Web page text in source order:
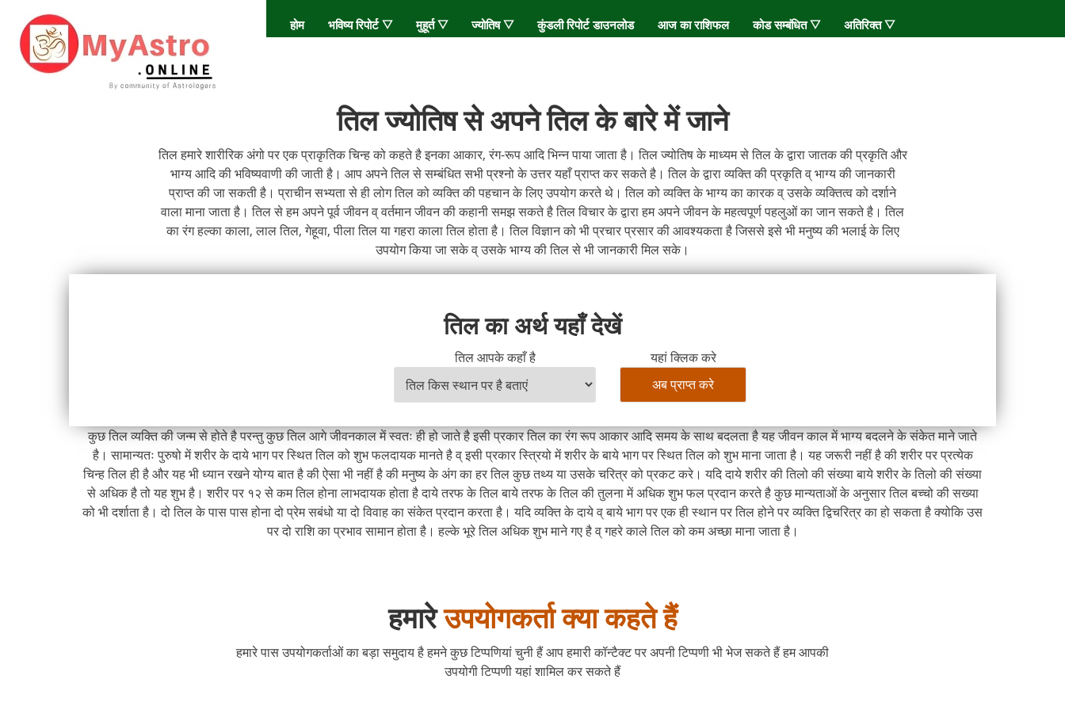
होम भविष्य रिपोर्ट ▽ मुहूर्त ▽ ज्योतिष ▽ कुंडली रिपोर्ट डाउनलोड आज का राशिफल कोड सम्बंधित ▽ अतिरिक्त ▽
तिल ज्योतिष से अपने तिल के बारे में जाने
तिल हमारे शारीरिक अंगो पर एक प्राकृतिक चिन्ह को कहते है इनका आकार, रंग-रूप आदि भिन्न पाया जाता है। तिल ज्योतिष के माध्यम से तिल के द्वारा जातक की प्रकृति और
भाग्य आदि की भविष्यवाणी की जाती है। आप अपने तिल से सम्बंधित सभी प्रश्नो के उत्तर यहाँ प्राप्त कर सकते है। तिल के द्वारा व्यक्ति की प्रकृति व् भाग्य की जानकारी
प्राप्त की जा सकती है। प्राचीन सभ्यता से ही लोग तिल को व्यक्ति की पहचान के लिए उपयोग करते थे। तिल को व्यक्ति के भाग्य का कारक व् उसके व्यक्तित्व को दर्शाने
वाला माना जाता है। तिल से हम अपने पूर्व जीवन व् वर्तमान जीवन की कहानी समझ सकते है तिल विचार के द्वारा हम अपने जीवन के महत्वपूर्ण पहलुओं का जान सकते है। तिल
का रंग हल्का काला, लाल तिल, गेहूवा, पीला तिल या गहरा काला तिल होता है। तिल विज्ञान को भी प्रचार प्रसार की आवश्यकता है जिससे इसे भी मनुष्य की भलाई के लिए
उपयोग किया जा सके व् उसके भाग्य की तिल से भी जानकारी मिल सके।
तिल का अर्थ यहाँ देखें
तिल आपके कहाँ है यहां क्लिक करे
कुछ तिल व्यक्ति की जन्म से होते है परन्तु कुछ तिल आगे जीवनकाल में स्वतः ही हो जाते है इसी प्रकार तिल का रंग रूप आकार आदि समय के साथ बदलता है यह जीवन काल में भाग्य बदलने के संकेत माने जाते
है। सामान्यतः पुरुषो में शरीर के दाये भाग पर स्थित तिल को शुभ फलदायक मानते है व् इसी प्रकार स्त्रियो में शरीर के बाये भाग पर स्थित तिल को शुभ माना जाता है। यह जरूरी नहीं है की शरीर पर प्रत्येक
चिन्ह तिल ही है और यह भी ध्यान रखने योग्य बात है की ऐसा भी नहीं है की मनुष्य के अंग का हर तिल कुछ तथ्य या उसके चरित्र को प्रकट करे। यदि दाये शरीर की तिलो की संख्या बाये शरीर के तिलो की संख्या
से अधिक है तो यह शुभ है। शरीर पर १२ से कम तिल होना लाभदायक होता है दाये तरफ के तिल बाये तरफ के तिल की तुलना में अधिक शुभ फल प्रदान करते है कुछ मान्यताओं के अनुसार तिल बच्चो की सख्या
को भी दर्शाता है। दो तिल के पास पास होना दो प्रेम सबंधो या दो विवाह का संकेत प्रदान करता है। यदि व्यक्ति के दाये व् बाये भाग पर एक ही स्थान पर तिल होने पर व्यक्ति द्विचरित्र का हो सकता है क्योकि उस
पर दो राशि का प्रभाव सामान होता है। हल्के भूरे तिल अधिक शुभ माने गए है व् गहरे काले तिल को कम अच्छा माना जाता है।
हमारेउपयोगकर्ता क्या कहते हैं
हमारे पास उपयोगकर्ताओं का बड़ा समुदाय है हमने कुछ टिप्पणियां चुनी हैं आप हमारी कॉन्टैक्ट पर अपनी टिप्पणी भी भेज सकते हैं हम आपकी
उपयोगी टिप्पणी यहां शामिल कर सकते हैं